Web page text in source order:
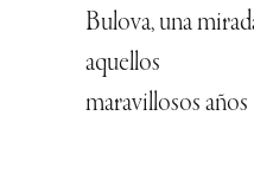
Bulova, una
aquellos
maravillosos años